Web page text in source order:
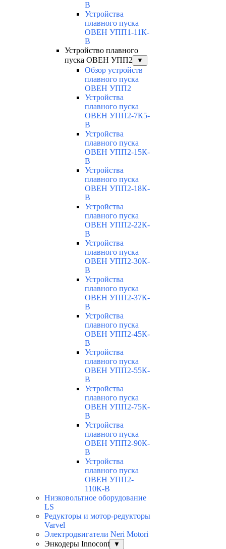
В
Устройства
плавного пуска
ОВЕН УПП1-11К-
В
Устройство плавного
пуска ОВЕН УПП2
▼
Обзор устройств
плавного пуска
ОВЕН УПП2
Устройства
плавного пуска
ОВЕН УПП2-7К5-
В
Устройства
плавного пуска
ОВЕН УПП2-15К-
В
Устройства
плавного пуска
ОВЕН УПП2-18К-
В
Устройства
плавного пуска
ОВЕН УПП2-22К-
В
Устройства
плавного пуска
ОВЕН УПП2-30К-
В
Устройства
плавного пуска
ОВЕН УПП2-37К-
В
Устройства
плавного пуска
ОВЕН УПП2-45К-
В
Устройства
плавного пуска
ОВЕН УПП2-55К-
В
Устройства
плавного пуска
ОВЕН УПП2-75К-
В
Устройства
плавного пуска
ОВЕН УПП2-90К-
В
Устройства
плавного пуска
ОВЕН УПП2-
110К-В
Низковольтное оборудование
LS
Редукторы и мотор-редукторы
Varvel
Электродвигатели Neri Motori
Энкодеры Innocont
▼